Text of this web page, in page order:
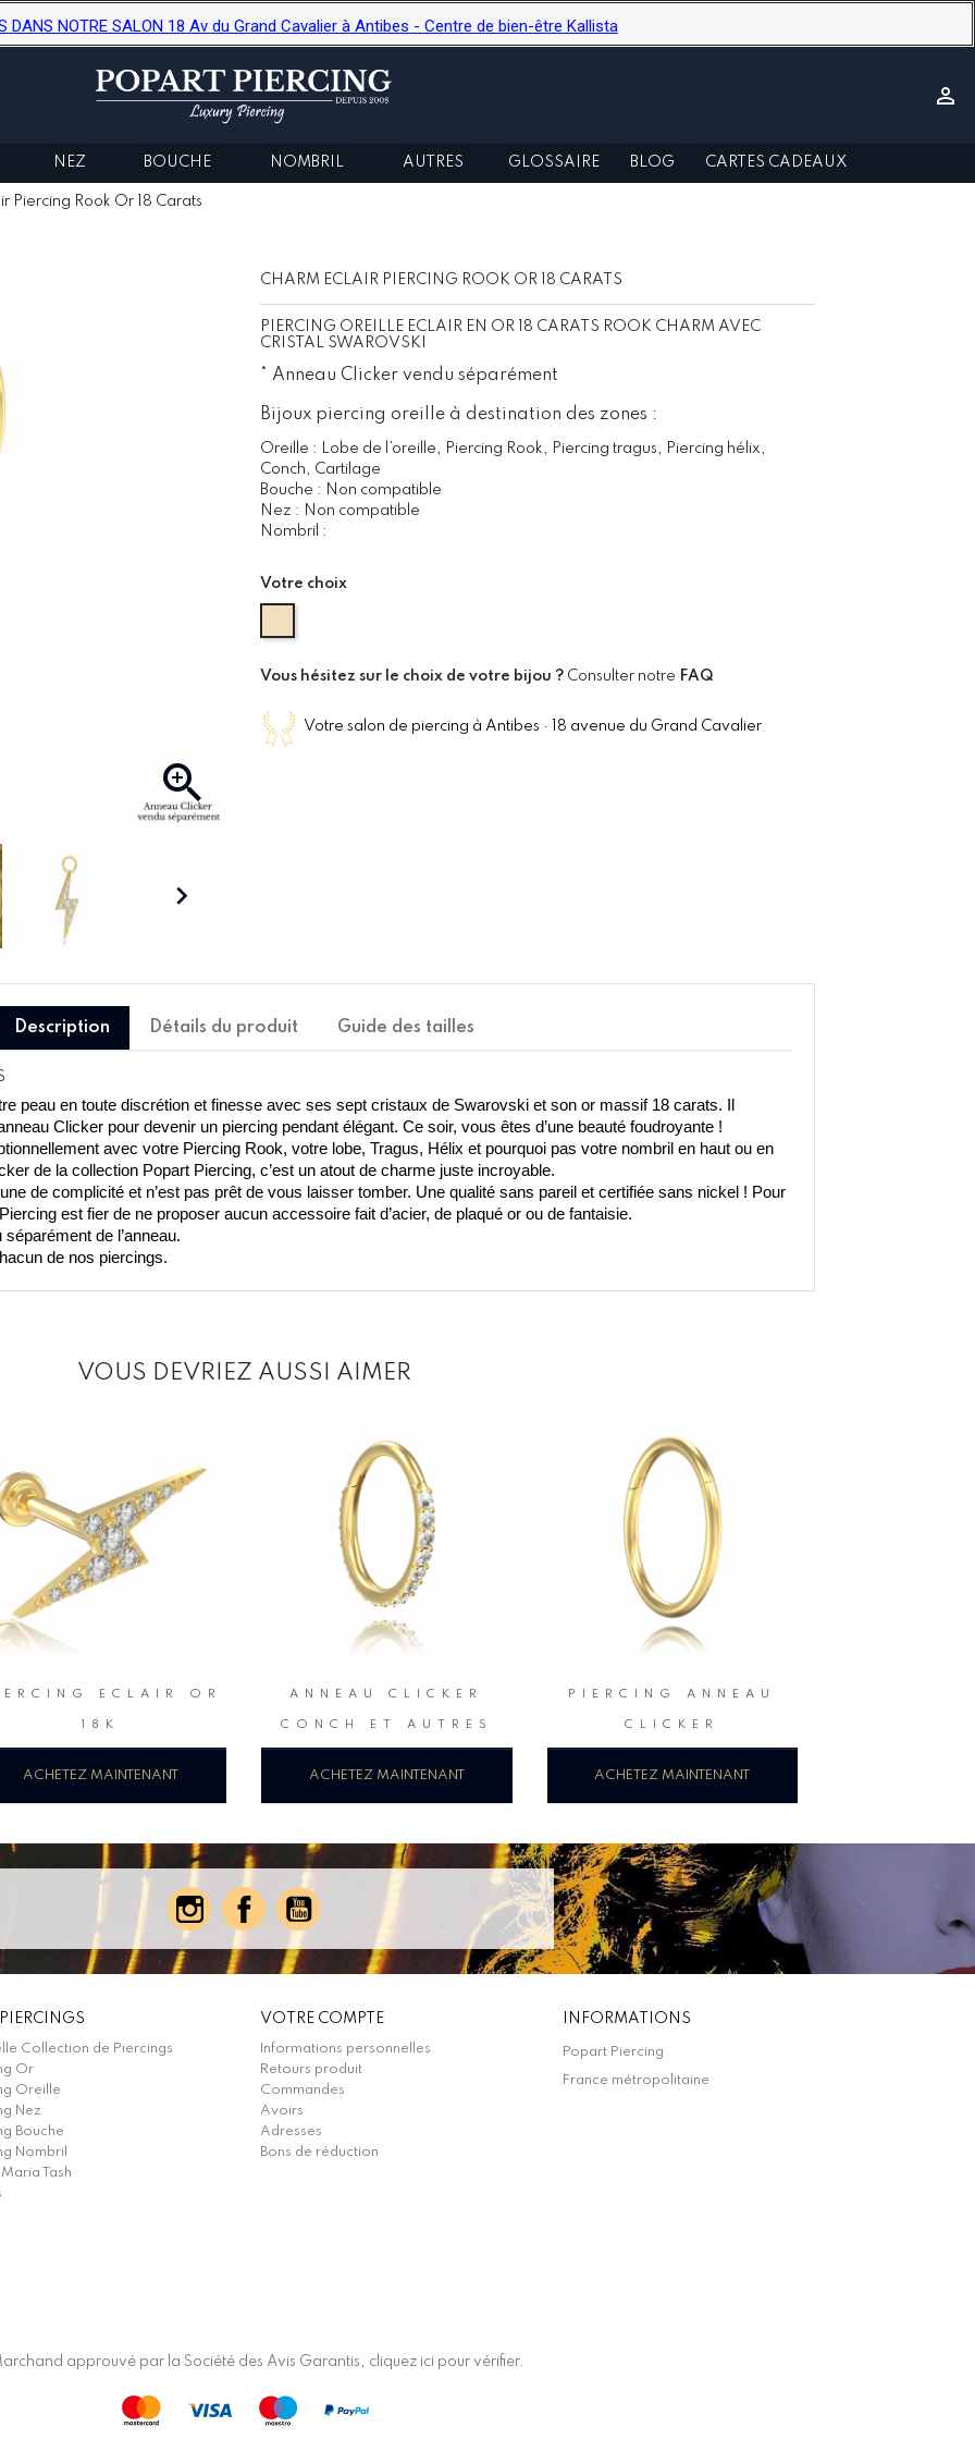
DANS NOTRE SALON 18 Av du Grand Cavalier à Antibes - Centre de bien-être Kallista

NEZ BOUCHE NOMBRIL AUTRES GLOSSAIRE BLOG CARTES CADEAUX
Piercing Rook Or 18 Carats


CHARM ECLAIR PIERCING ROOK OR 18 CARATS
PIERCING OREILLE ECLAIR EN OR 18 CARATS ROOK CHARM AVEC
CRISTAL SWAROVSKI
* Anneau Clicker vendu séparément
Bijoux piercing oreille à destination des zones :
Oreille : Lobe de l’oreille, Piercing Rook, Piercing tragus, Piercing hélix,
Conch, Cartilage
Bouche : Non compatible
Nez : Non compatible
Nombril :
Votre choix
Or Jaune
Vous hésitez sur le choix de votre bijou ? Consulter notre FAQ
Votre salon de piercing à Antibes · 18 avenue du Grand Cavalier
Description Détails du produit Guide des tailles
peau en toute discrétion et finesse avec ses sept cristaux de Swarovski et son or massif 18 carats. Il
Clicker pour devenir un piercing pendant élégant. Ce soir, vous êtes d’une beauté foudroyante !
avec votre Piercing Rook, votre lobe, Tragus, Hélix et pourquoi pas votre nombril en haut ou en
de la collection Popart Piercing, c’est un atout de charme juste incroyable.
de complicité et n’est pas prêt de vous laisser tomber. Une qualité sans pareil et certifiée sans nickel ! Pour
est fier de ne proposer aucun accessoire fait d’acier, de plaqué or ou de fantaisie.
de l’anneau.
de nos piercings.
VOUS DEVRIEZ AUSSI AIMER
ECLAIR OR
18K
ACHETEZ MAINTENANT
ANNEAU CLICKER
CONCH ET AUTRES
ACHETEZ MAINTENANT
PIERCING ANNEAU
CLICKER
ACHETEZ MAINTENANT
Collection de Piercings
Or
Oreille
Nez
Bouche
Nombril
Tash
VOTRE COMPTE
Informations personnelles
Retours produit
Commandes
Avoirs
Adresses
Bons de réduction
INFORMATIONS
Popart Piercing
France métropolitaine
approuvé par la Société des Avis Garantis, cliquez ici pour vérifier.